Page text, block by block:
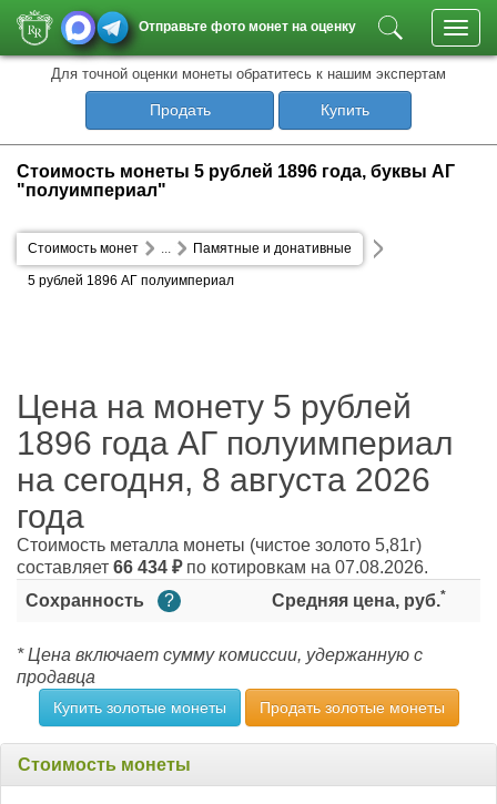
Отправьте фото монет на оценку
Для точной оценки монеты обратитесь к нашим экспертам
Продать Купить
Стоимость монеты 5 рублей 1896 года, буквы АГ
"полуимпериал"
Стоимость монет Памятные и донативные
...
5 рублей 1896 АГ полуимпериал
Цена на монету 5 рублей
1896 года АГ полуимпериал
на сегодня, 8 августа 2026
года
Стоимость металла монеты (чистое золото 5,81г)
составляет 66 434 ₽по котировкам на 07.08.2026.
Сохранность
? Средняя цена, руб.*
* Цена включает сумму комиссии, удержанную с
продавца
Купить золотые монеты Продать золотые монеты
Стоимость монеты